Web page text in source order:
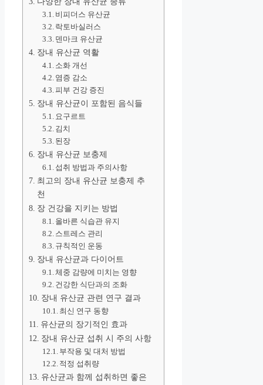
비피더스 유산균
락토바실러스
덴마크 유산균
장내 유산균 역활
소화 개선
염증 감소
피부 건강 증진
장내 유산균이 포함된 음식들
요구르트
김치
된장
장내 유산균 보충제
섭취 방법과 주의사항
최고의 장내 유산균 보충제 추
천
장 건강을 지키는 방법
올바른 식습관 유지
스트레스 관리
규칙적인 운동
장내 유산균과 다이어트
체중 감량에 미치는 영향
건강한 식단과의 조화
장내 유산균 관련 연구 결과
최신 연구 동향
유산균의 장기적인 효과
장내 유산균 섭취 시 주의 사항
부작용 및 대처 방법
적정 섭취량
유산균과 함께 섭취하면 좋은